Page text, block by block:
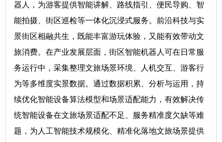
器人，为游客提供智能讲解、路线指引、便民导购、智
能拍摄、街区巡检等一体化沉浸式服务。前沿科技与实
景街区相融共生，既能丰富游玩体验，又能有效带动文
旅消费。在产业发展层面，街区智能机器人可在日常服
务运行中，采集整理文旅场景环境、人机交互、游客行
为等多维度实景数据。通过数据积累、分析与运用，持
续优化智能设备算法模型和场景适配能力，有效解决传
统智能设备在文旅场景适配不足、服务精准度欠缺等难
题，为人工智能技术规模化、精准化落地文旅场景提供